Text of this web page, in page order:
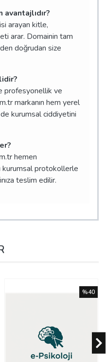
avantajlıdır?
arayan kitle,
arar. Domainin tam
doğrudan size
profesyonellik ve
markanın hem yerel
kurumsal ciddiyetini
hemen
kurumsal protokollerle
teslim edilir.
%40